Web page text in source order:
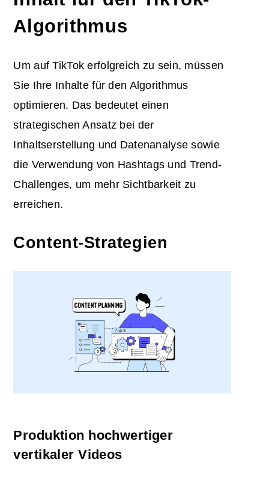
Algorithmus
Um auf TikTok erfolgreich zu sein, müssen
Sie Ihre Inhalte für den Algorithmus
optimieren. Das bedeutet einen
strategischen Ansatz bei der
Inhaltserstellung und Datenanalyse sowie
die Verwendung von Hashtags und Trend-
Challenges, um mehr Sichtbarkeit zu
erreichen.
Content-Strategien
Produktion hochwertiger
vertikaler Videos